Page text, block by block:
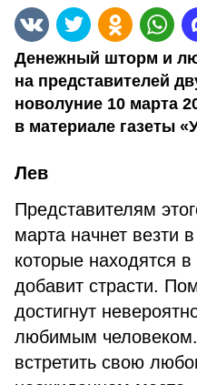
Денежный шторм и
на представителей
новолуние 10 марта
в материале газеты
Лев
Представителям
марта начнет везти
которые находятся
добавит страсти.
достигнут
любимым
встретить свою